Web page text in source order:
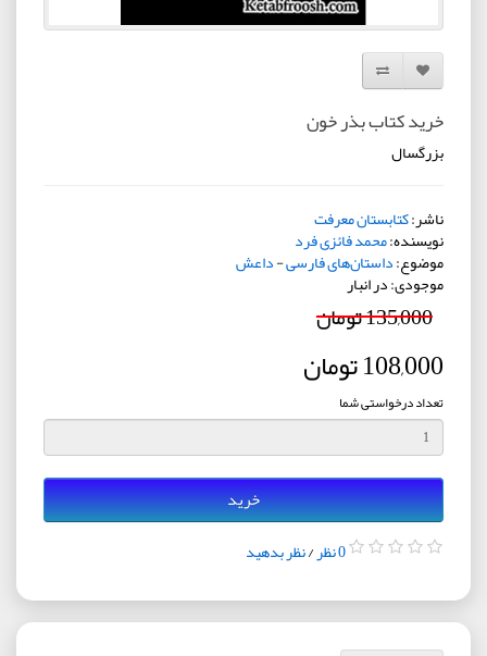
افزودن به لیست دلخواه
مقایسه این محصول
خرید کتاب بذر خون
بزرگسال
ناشر:کتابستان معرفت
نویسنده:محمد فائزی فرد
موضوع:داستان‌های فارسی-داعش
موجودی: در انبار
135,000 تومان
108,000 تومان
تعداد درخواستی شما
خرید
0 نظر /نظر بدهید